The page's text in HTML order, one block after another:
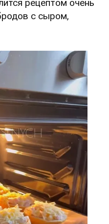
рецептом очень
с сыром,